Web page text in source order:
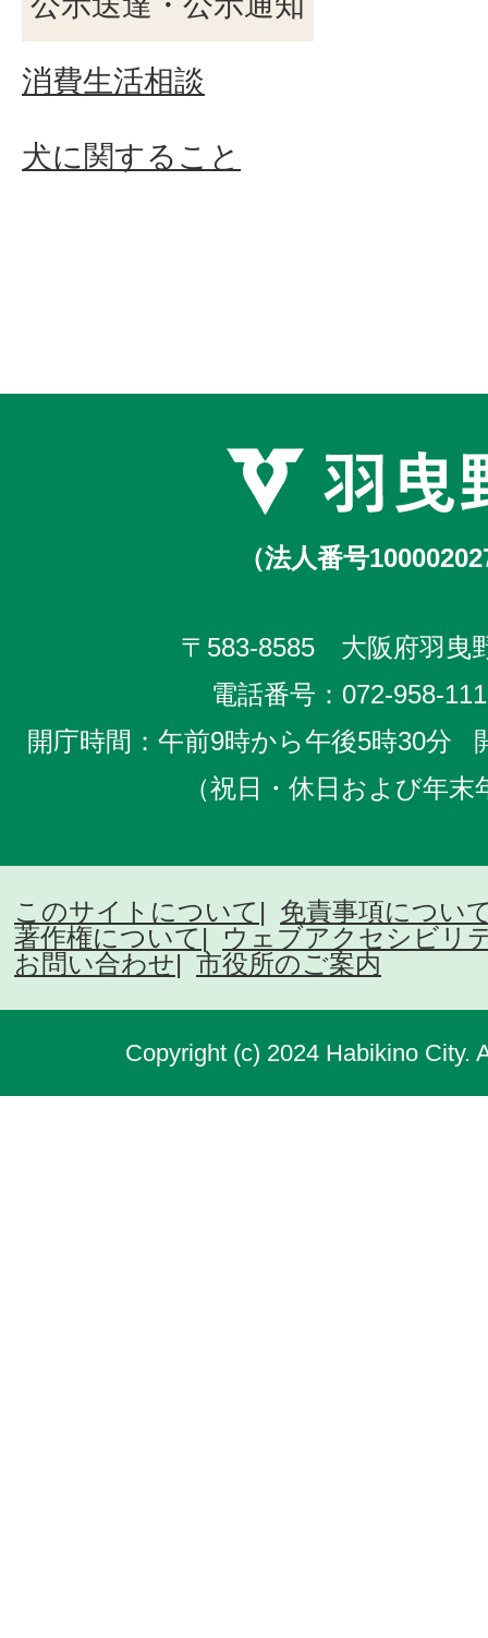
消費生活相談
犬に関すること
（法人番号
〒583-8585 大阪府羽曳
電話番号： 072-958-
開庁時間：午前9時から午後5時30分
（祝日・休日および年
このサイトについて
免責事項につい
著作権について
ウェブアクセシビリ
お問い合わせ
市役所のご案内
Copyright (c) 2024 Habikino City.